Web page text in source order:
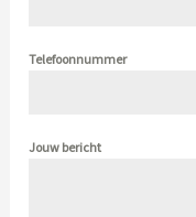
Telefoonnummer
Jouw bericht